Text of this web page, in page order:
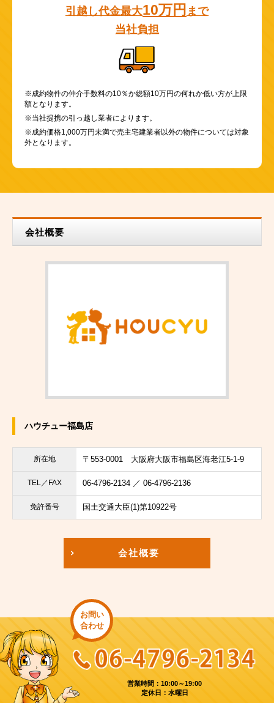
引越し代金最大10万円 まで
当社負担
※成約物件の仲介手数料の10％か総額10万円の何れか低い方が上限
額となります。
※当社提携の引っ越し業者によります。
※成約価格1,000万円未満で売主宅建業者以外の物件については対象
外となります。
会社概要
ハウチュー福島店
所在地 〒553-0001 大阪府大阪市福島区海老江5-1-9
TEL／FAX 06-4796-2134 ／ 06-4796-2136
免許番号 国土交通大臣(1)第10922号
会社概要
お問い
合わせ
営業時間：10:00～19:00
定休日：水曜日